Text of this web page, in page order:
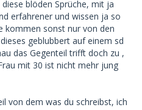
oder gar darüber ist, ist der
groß genug.
heiraten, und das weiß
gibt, sich jung und fit
bis 40 keine großen Probleme
blöden Sprüche, mit ja
erfahrener und wissen ja so
kommen sonst nur von den
geblubbert auf einem sd
das Gegenteil trifft doch zu ,
mit 30 ist nicht mehr jung
von dem was du schreibst, ich